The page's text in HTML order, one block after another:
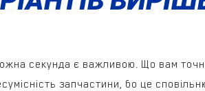
секунда є важливою. Що вам
запчастини, бо це